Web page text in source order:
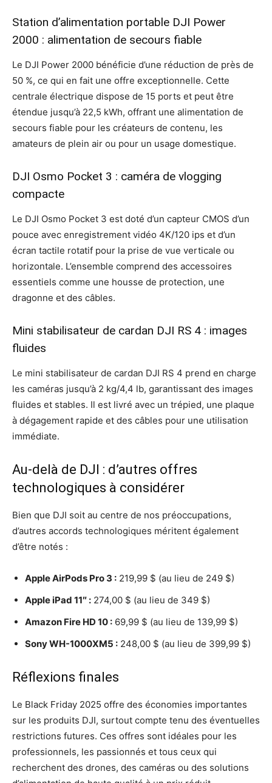
Station d’alimentation portable DJI Power
2000 : alimentation de secours fiable
Le DJI Power 2000 bénéficie d’une réduction de près de
50 %, ce qui en fait une offre exceptionnelle. Cette
centrale électrique dispose de 15 ports et peut être
étendue jusqu’à 22,5 kWh, offrant une alimentation de
secours fiable pour les créateurs de contenu, les
amateurs de plein air ou pour un usage domestique.
DJI Osmo Pocket 3 : caméra de vlogging
compacte
Le DJI Osmo Pocket 3 est doté d’un capteur CMOS d’un
pouce avec enregistrement vidéo 4K/120 ips et d’un
écran tactile rotatif pour la prise de vue verticale ou
horizontale. L’ensemble comprend des accessoires
essentiels comme une housse de protection, une
dragonne et des câbles.
Mini stabilisateur de cardan DJI RS 4 : images
fluides
Le mini stabilisateur de cardan DJI RS 4 prend en charge
les caméras jusqu’à 2 kg/4,4 lb, garantissant des images
fluides et stables. Il est livré avec un trépied, une plaque
à dégagement rapide et des câbles pour une utilisation
immédiate.
Au-delà de DJI : d’autres offres
technologiques à considérer
Bien que DJI soit au centre de nos préoccupations,
d’autres accords technologiques méritent également
d’être notés :
Apple AirPods Pro 3 : 219,99 $ (au lieu de 249 $)
Apple iPad 11″ : 274,00 $ (au lieu de 349 $)
Amazon Fire HD 10 : 69,99 $ (au lieu de 139,99 $)
Sony WH-1000XM5 : 248,00 $ (au lieu de 399,99 $)
Réflexions finales
Le Black Friday 2025 offre des économies importantes
sur les produits DJI, surtout compte tenu des éventuelles
restrictions futures. Ces offres sont idéales pour les
professionnels, les passionnés et tous ceux qui
recherchent des drones, des caméras ou des solutions